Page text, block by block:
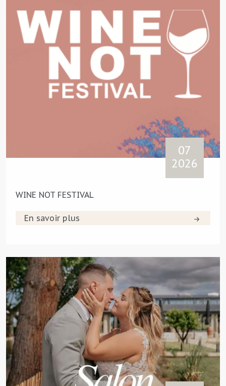
07
2026
WINE NOT FESTIVAL
En savoir plus